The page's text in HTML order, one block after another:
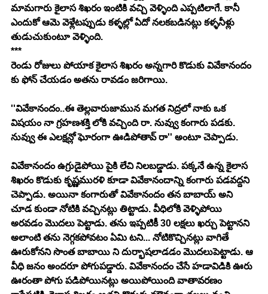
మామగారు కైలాస శిఖరం ఇంటికి వచ్చి వెళ్ళింది ఎప్పటిలాగే. కానీ
ఎందుకో ఆమె వెళ్లేటప్పుడు కళ్ళల్లో ఏదో నలకబడినట్లు కళ్ళనీళ్లు
తుడుచుకుంటూ వెళ్ళింది.
***
రెండు రోజులు పోయాక కైలాస శిఖరం అన్నగారి కొడుకు వివేకానందం
కు ఫోన్ చేయడం అతను రావడం జరిగాయి.
''వివేకానందం..ఈ తెల్లవారుజామున మగత నిద్రలో నాకు ఒక
విషయం నా గ్రహణశక్తి లోకి వచ్చింది రా. నువ్వు కంగారు పడకు.
నువ్వు ఈ ఎలక్షన్లో ఘోరంగా ఊడిపోతావ్ రా'' అంటూ చెప్పాడు.
వివేకానందం ఉగ్రుడైపోయి పైకి లేచి నిలబడ్డాడు. పక్కనే ఉన్న కైలాస
శిఖరం కొడుకు కృష్ణమురళి కూడా వివేకానందాన్ని కంగారు పడవద్దని
చెప్పాడు. అయినా కంగారుతో వివేకానందం తన బాబాయ్ అని
చూడ కుండా నోటికి వచ్చినట్లు తిట్టాడు. వీధిలోకి వెళ్ళిపోయి
అరవడం మొదలు పెట్టాడు. తను ఇప్పటికీ 30 లక్షలు ఖర్చు పెట్టానని
అలాంటి తను నెగ్గకపోవటం ఏమి టని... నోటికొచ్చినట్లు వాగితే
ఊరుకోనని సొంత బాబాయి ని దుర్భాషలాడడం మొదలుపెట్టాడు. ఆ
వీధి జనం అందరూ పోగుపడ్డారు. వివేకానందం చేసే హడావిడికి ఊరు
ఊరంతా పోగు పడిపోయినట్లు అయిపోయింది వాతావరణం